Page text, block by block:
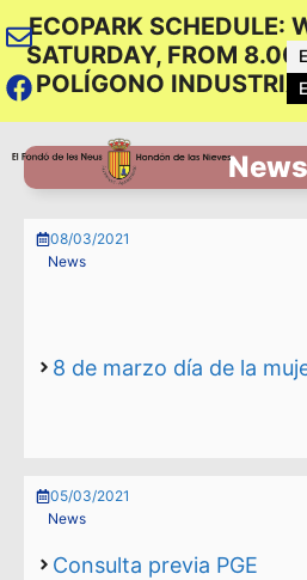
to
content
ECOPARK SCHEDULE:
SATURDAY, FROM
POLÍGONO
News
08/03/2021
News
8 de marzo día de la
05/03/2021
News
Consulta previa PGE